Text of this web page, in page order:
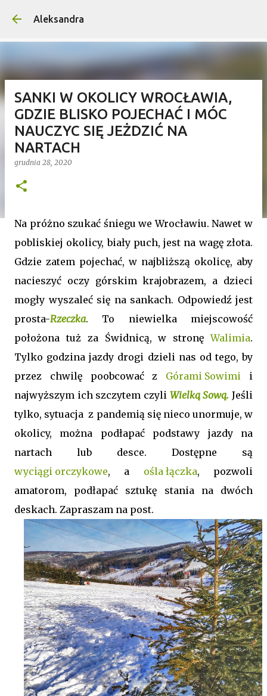
Aleksandra
SANKI W OKOLICY WROCŁAWIA,
GDZIE BLISKO POJECHAĆ I MÓC
NAUCZYC SIĘ JEŻDZIĆ NA
NARTACH
grudnia 28, 2020
Na próżno szukać śniegu we Wrocławiu. Nawet w
pobliskiej okolicy, biały puch, jest na wagę złota.
Gdzie zatem pojechać, w najbliższą okolicę, aby
nacieszyć oczy górskim krajobrazem, a dzieci
mogły wyszaleć się na sankach. Odpowiedź jest
prosta-Rzeczka. To niewielka miejscowość
położona tuż za Świdnicą, w stronęWalimia.
Tylko godzina jazdy drogi dzieli nas od tego, by
przez chwilę poobcować z Górami Sowimi i
najwyższym ich szczytem czyli Wielką Sową. Jeśli
tylko, sytuacja z pandemią się nieco unormuje, w
okolicy, można podłapać podstawy jazdy na
nartach lub desce. Dostępne są
wyciągi orczykowe, a ośla łączka, pozwoli
amatorom, podłapać sztukę stania na dwóch
deskach. Zapraszam na post.